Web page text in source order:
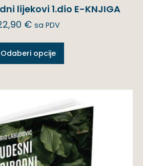
lijekovi 1.dio E-KNJIGA
€ sa PDV
Odaberi opcije